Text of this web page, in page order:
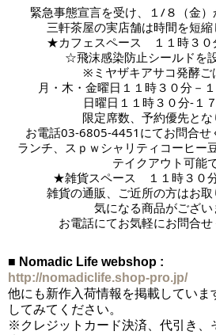
緊急事態宣言を受け、１/８（金
三軒茶屋の実店舗は時間を短縮
★カフェスペース　１１時３０
☆飛沫感染防止シールドを
※ミヤザキアサコ発酵ご
月・木・金曜日１１時３０分－
日曜日１１時３０分-１
限定席数、予約優先と
お電話03-6805-4451にてお問合せ
ランチ、スｐｗシャリティコーヒー
テイクアウト可能で
★雑貨スペース　１１時３０
雑貨の通販、ご近所の方はお取
気になる商品がござい
お電話にてお気軽にお問合せ
■ Nomadic Life webshop :
http://nomadiclife.shop-pro.jp/
他にも新作入荷情報を掲載していま
してみてください。
※クレジットカード決済、代引き、